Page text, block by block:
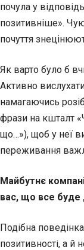
почула у
позитивніше».
почуття
Як варто було б
Активно
намагаючись
фрази на кшталт
що…»), щоб у неї
переживання
Майбутнє
вас, що все буде
Подібна
позитивності, а й